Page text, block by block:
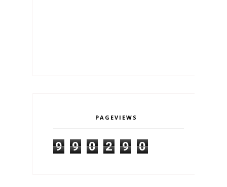
PAGEVIEWS
9 9 0 2 9 0